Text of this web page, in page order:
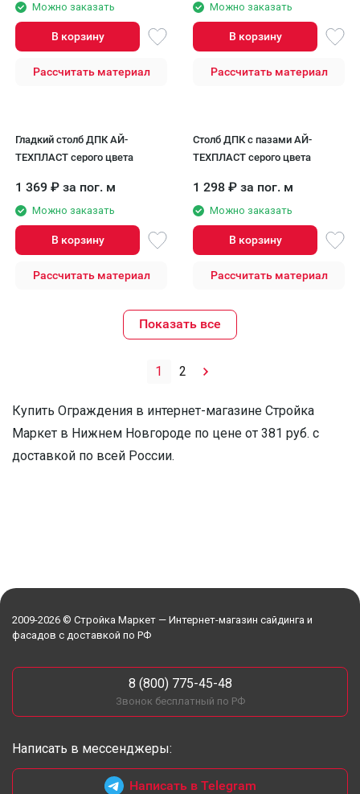
Можно заказать
В корзину
Рассчитать материал
Можно заказать
В корзину
Рассчитать материал
Гладкий столб ДПК АЙ-
ТЕХПЛАСТ серого цвета
1 369 ₽ за пог. м
Можно заказать
В корзину
Рассчитать материал
Столб ДПК с пазами АЙ-
ТЕХПЛАСТ серого цвета
1 298 ₽ за пог. м
Можно заказать
В корзину
Рассчитать материал
Показать все
1 2
Купить Ограждения в интернет-магазине Стройка
Маркет в Нижнем Новгороде по цене от 381 руб. с
доставкой по всей России.
2009-2026 © Стройка Маркет — Интернет-магазин сайдинга и
фасадов с доставкой по РФ
8 (800) 775-45-48
Звонок бесплатный по РФ
Написать в мессенджеры:
Написать в Telegram